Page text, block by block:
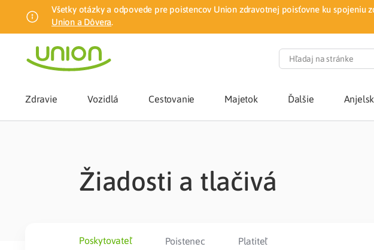
Všetky otázky a odpovede pre poistencov Union zdravotnej poisťovne ku spojeniu
Union a Dôvera.
Zdravie
Zmena zdravotnej poisťovne
Vozidlá Cestovanie Majetok Ďalšie
Žiadosti a tlačivá
Poskytovateľ Poistenec Platiteľ